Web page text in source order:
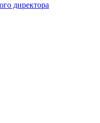
директора